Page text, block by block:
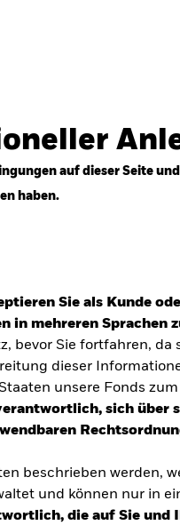
auf dieser Seite
haben.
Sie als Kunde
in mehreren Sprachen
bevor Sie fortfahren, da
dieser
unsere Fonds
sich über
beschrieben werden,
und können nur in
die auf Sie und